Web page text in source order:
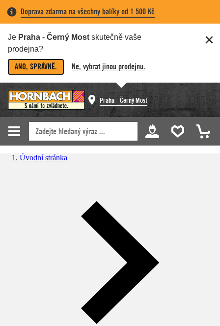
Doprava zdarma na všechny balíky od 1 500 Kč
Je Praha - Černý Most skutečně vaše
prodejna?
ANO, SPRÁVNĚ. Ne, vybrat jinou prodejnu.
Praha - Černý Most
Úvodní stránka